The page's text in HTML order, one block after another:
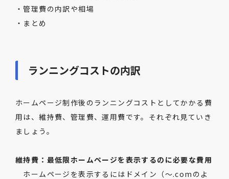
・管理費の内訳や相場
・まとめ
ランニングコストの内訳
ホームページ制作後のランニングコストとしてかかる費
用は、維持費、管理費、運用費です。それぞれ見ていき
ましょう。
維持費：最低限ホームページを表示するのに必要な費用
ホームページを表示するにはドメイン（〜.comのよ